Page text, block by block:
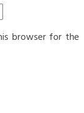
browser for the